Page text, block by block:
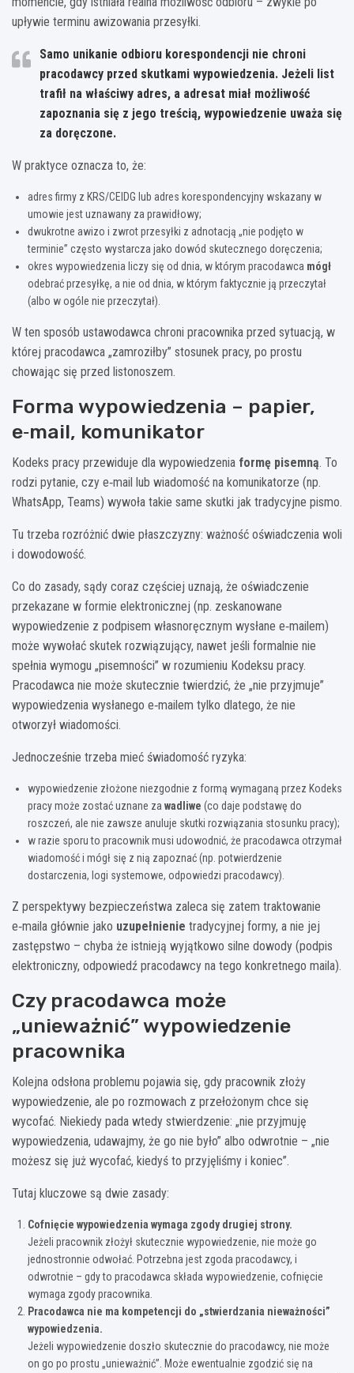
upływie terminu awizowania przesyłki.
Samo unikanie odbioru korespondencji nie chroni
pracodawcy przed skutkami wypowiedzenia. Jeżeli list
trafił na właściwy adres, a adresat miał możliwość
zapoznania się z jego treścią, wypowiedzenie uważa się
za doręczone.
W praktyce oznacza to, że:
adres firmy z KRS/CEIDG lub adres korespondencyjny wskazany w
umowie jest uznawany za prawidłowy;
dwukrotne awizo i zwrot przesyłki z adnotacją „nie podjęto w
terminie” często wystarcza jako dowód skutecznego doręczenia;
okres wypowiedzenia liczy się od dnia, w którym pracodawca mógł
odebrać przesyłkę, a nie od dnia, w którym faktycznie ją przeczytał
(albo w ogóle nie przeczytał).
W ten sposób ustawodawca chroni pracownika przed sytuacją, w
której pracodawca „zamroziłby” stosunek pracy, po prostu
chowając się przed listonoszem.
Forma wypowiedzenia – papier,
e‑mail, komunikator
Kodeks pracy przewiduje dla wypowiedzenia formę pisemną. To
rodzi pytanie, czy e‑mail lub wiadomość na komunikatorze (np.
WhatsApp, Teams) wywoła takie same skutki jak tradycyjne pismo.
Tu trzeba rozróżnić dwie płaszczyzny: ważność oświadczenia woli
i dowodowość.
Co do zasady, sądy coraz częściej uznają, że oświadczenie
przekazane w formie elektronicznej (np. zeskanowane
wypowiedzenie z podpisem własnoręcznym wysłane e‑mailem)
może wywołać skutek rozwiązujący, nawet jeśli formalnie nie
spełnia wymogu „pisemności” w rozumieniu Kodeksu pracy.
Pracodawca nie może skutecznie twierdzić, że „nie przyjmuje”
wypowiedzenia wysłanego e‑mailem tylko dlatego, że nie
otworzył wiadomości.
Jednocześnie trzeba mieć świadomość ryzyka:
wypowiedzenie złożone niezgodnie z formą wymaganą przez Kodeks
pracy może zostać uznane za wadliwe (co daje podstawę do
roszczeń, ale nie zawsze anuluje skutki rozwiązania stosunku pracy);
w razie sporu to pracownik musi udowodnić, że pracodawca otrzymał
wiadomość i mógł się z nią zapoznać (np. potwierdzenie
dostarczenia, logi systemowe, odpowiedzi pracodawcy).
Z perspektywy bezpieczeństwa zaleca się zatem traktowanie
e‑maila głównie jako uzupełnienie tradycyjnej formy, a nie jej
zastępstwo – chyba że istnieją wyjątkowo silne dowody (podpis
elektroniczny, odpowiedź pracodawcy na tego konkretnego maila).
Czy pracodawca może
„unieważnić” wypowiedzenie
pracownika
Kolejna odsłona problemu pojawia się, gdy pracownik złoży
wypowiedzenie, ale po rozmowach z przełożonym chce się
wycofać. Niekiedy pada wtedy stwierdzenie: „nie przyjmuję
wypowiedzenia, udawajmy, że go nie było” albo odwrotnie – „nie
możesz się już wycofać, kiedyś to przyjęliśmy i koniec”.
Tutaj kluczowe są dwie zasady:
Cofnięcie wypowiedzenia wymaga zgody drugiej strony.
Jeżeli pracownik złożył skutecznie wypowiedzenie, nie może go
jednostronnie odwołać. Potrzebna jest zgoda pracodawcy, i
odwrotnie – gdy to pracodawca składa wypowiedzenie, cofnięcie
wymaga zgody pracownika.
Pracodawca nie ma kompetencji do „stwierdzania nieważności”
wypowiedzenia.
Jeżeli wypowiedzenie doszło skutecznie do pracodawcy, nie może
on go po prostu „unieważnić”. Może ewentualnie zgodzić się na